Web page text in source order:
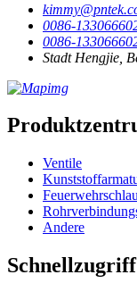
0086-
0086-
Stadt Hengjie,
Ventile
Andere
Schnellzugriff